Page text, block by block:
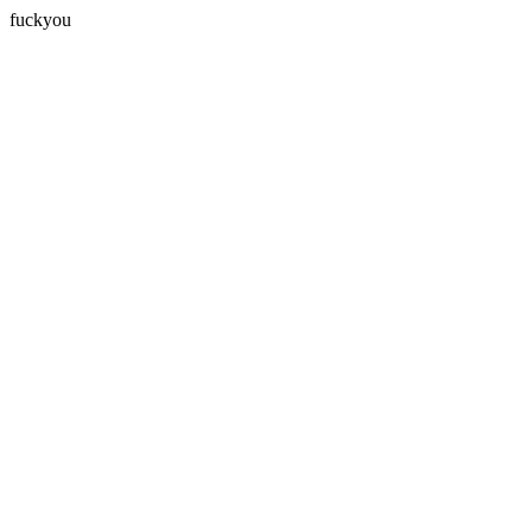
fuckyou